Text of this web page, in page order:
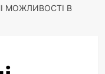
МОЖЛИВОСТІ В